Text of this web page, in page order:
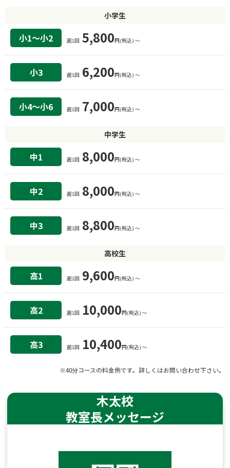
小学生
小1〜小2 週1回 5,800円(税込) 〜
小3 週1回 6,200円(税込) 〜
小4〜小6 週1回 7,000円(税込) 〜
中学生
中1 週1回 8,000円(税込) 〜
中2 週1回 8,000円(税込) 〜
中3 週1回 8,800円(税込) 〜
高校生
高1 週1回 9,600円(税込) 〜
高2 週1回 10,000円(税込) 〜
高3 週1回 10,400円(税込) 〜
※40分コースの料金例です。詳しくはお問い合わせ下さい。
木太校
教室長メッセージ